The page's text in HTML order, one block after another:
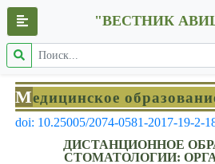
"ВЕСТНИК
Медицинское
doi: 10.25005/2074-0581-2017-19-2-
ДИСТАНЦИОННОЕ
СТОМАТОЛОГИИ: